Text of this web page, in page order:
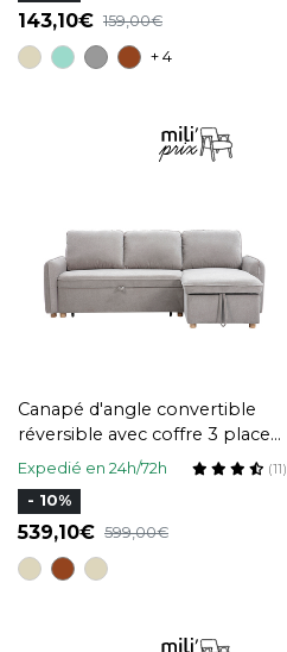
143,10 159,00
+ 4
Canapé d'angle convertible
réversible avec coffre 3 places
en tissu chenille gris et bois
clair ORSO
Expedié en 24h/72h (11)
- 10%
539,10 599,00